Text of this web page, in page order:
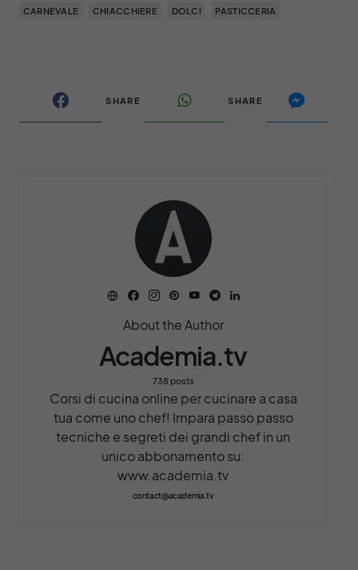
CARNEVALE CHIACCHIERE DOLCI PASTICCERIA
SHARE SHARE
About the Author
Academia.tv
738 posts
Corsi di cucina online per cucinare a casa
tua come uno chef! Impara passo passo
tecniche e segreti dei grandi chef in un
unico abbonamento su:
www.academia.tv
contact@academia.tv